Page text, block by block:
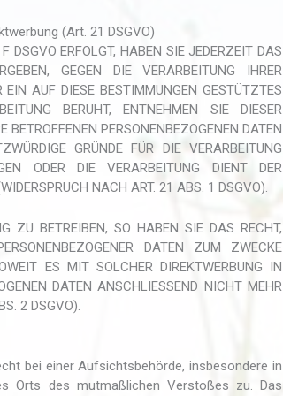
(Art. 21 DSGVO)
DSGVO ERFOLGT, HABEN SIE JEDERZEIT DAS
GEGEN DIE VERARBEITUNG IHRER
EIN AUF DIESE BESTIMMUNGEN GESTÜTZTES
BERUHT, ENTNEHMEN SIE DIESER
BETROFFENEN PERSONENBEZOGENEN DATEN
GRÜNDE FÜR DIE VERARBEITUNG
ODER DIE VERARBEITUNG DIENT DER
NACH ART. 21 ABS. 1 DSGVO).
ZU BETREIBEN, SO HABEN SIE DAS RECHT,
DATEN ZUM ZWECKE
ES MIT SOLCHER DIREKTWERBUNG IN
DATEN ANSCHLIESSEND NICHT MEHR
2 DSGVO).
bei einer Aufsichtsbehörde, insbesondere in
Orts des mutmaßlichen Verstoßes zu. Das